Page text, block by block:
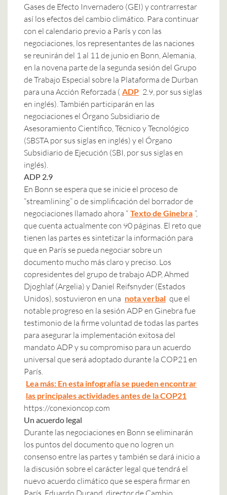
Gases de Efecto Invernadero (GEI) y contrarrestar
así los efectos del cambio climático. Para continuar
con el calendario previo a París y con las
negociaciones, los representantes de las naciones
se reunirán del 1 al 11 de junio en Bonn, Alemania,
en la novena parte de la segunda sesión del Grupo
de Trabajo Especial sobre la Plataforma de Durban
para una Acción Reforzada ( ADP 2.9, por sus siglas
en inglés). También participarán en las
negociaciones el Órgano Subsidiario de
Asesoramiento Científico, Técnico y Tecnológico
(SBSTA por sus siglas en inglés) y el Órgano
Subsidiario de Ejecución (SBI, por sus siglas en
inglés).
ADP 2.9
En Bonn se espera que se inicie el proceso de
“streamlining” o de simplificación del borrador de
negociaciones llamado ahora “ Texto de Ginebra ”,
que cuenta actualmente con 90 páginas. El reto que
tienen las partes es sintetizar la información para
que en París se pueda negociar sobre un
documento mucho más claro y preciso. Los
copresidentes del grupo de trabajo ADP, Ahmed
Djoghlaf (Argelia) y Daniel Reifsnyder (Estados
Unidos), sostuvieron en una nota verbal que el
notable progreso en la sesión ADP en Ginebra fue
testimonio de la firme voluntad de todas las partes
para asegurar la implementación exitosa del
mandato ADP y su compromiso para un acuerdo
universal que será adoptado durante la COP21 en
París.
Lea más: En esta infografía se pueden encontrar
las principales actividades antes de la COP21
https://conexioncop.com
Un acuerdo legal
Durante las negociaciones en Bonn se eliminarán
los puntos del documento que no logren un
consenso entre las partes y también se dará inicio a
la discusión sobre el carácter legal que tendrá el
nuevo acuerdo climático que se espera firmar en
París. Eduardo Durand, director de Cambio